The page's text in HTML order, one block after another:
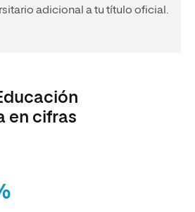
adicional a tu título oficial.
en cifras